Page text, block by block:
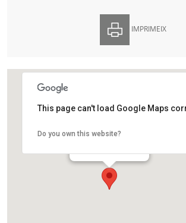
IMPRIMEIX
Casa Milà-La Pedrera
Passeig de Gràcia, 92
This page can't load Google Maps
Do you own this website?